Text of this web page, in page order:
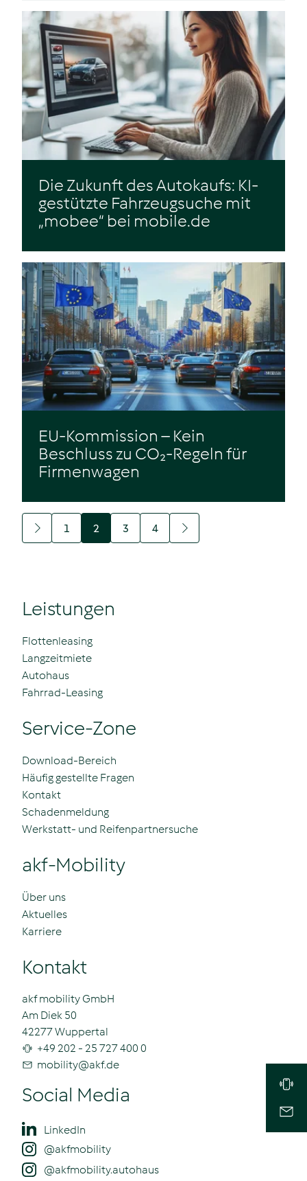
Die Zukunft des Autokaufs: KI-
gestützte Fahrzeugsuche mit
„mobee“ bei mobile.de
EU-Kommission – Kein
Beschluss zu CO₂-Regeln für
Firmenwagen
vorherige
1 2 3 4
nächste
Leistungen
Flottenleasing
Langzeitmiete
Autohaus
Fahrrad-Leasing
Service-Zone
Download-Bereich
Häufig gestellte Fragen
Kontakt
Schadenmeldung
Werkstatt- und Reifenpartnersuche
akf-Mobility
Über uns
Aktuelles
Karriere
Kontakt
akf mobility GmbH
Am Diek 50
42277 Wuppertal
+49 202 - 25 727 400 0
mobility@akf.de
Social Media
LinkedIn
@akfmobility
@akfmobility.autohaus